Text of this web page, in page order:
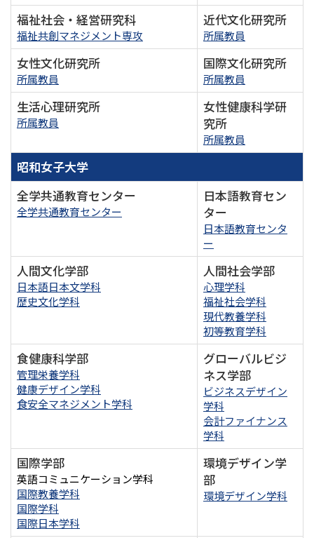
福祉社会・経営研究科
福祉共創マネジメント専攻
近代文化研究所
所属教員
女性文化研究所
所属教員
国際文化研究所
所属教員
生活心理研究所
所属教員
女性健康科学研
究所
所属教員
昭和女子大学
全学共通教育センター
全学共通教育センター
日本語教育セン
ター
日本語教育センタ
ー
人間文化学部
日本語日本文学科
歴史文化学科
人間社会学部
心理学科
福祉社会学科
現代教養学科
初等教育学科
食健康科学部
管理栄養学科
健康デザイン学科
食安全マネジメント学科
グローバルビジ
ネス学部
ビジネスデザイン
学科
会計ファイナンス
学科
国際学部
英語コミュニケーション学科
国際教養学科
国際学科
国際日本学科
環境デザイン学
部
環境デザイン学科